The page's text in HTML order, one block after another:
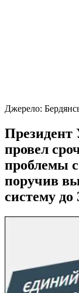
Джерело:
провел
проблемы
поручив
систему до